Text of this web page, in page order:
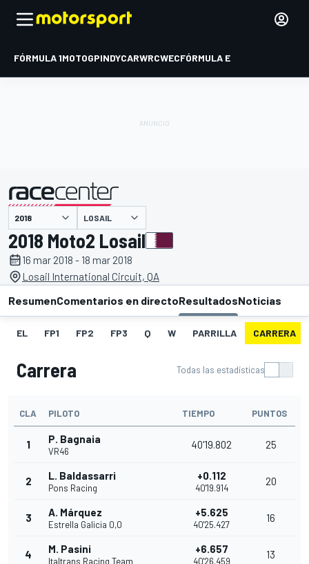
FÓRMULA 1MOTOGPINDYCARWRCWECFÓRMULA E
presentado por LOSAIL
2018 Moto2 Losail
16 mar 2018 - 18 mar 2018
Losail International Circuit, QA
ResumenComentarios en directoResultadosNoticias
EL FP1 FP2 FP3 Q W PARRILLA CARRERA
Carrera Todas las estadísticas
CLA PILOTO TIEMPO PUNTOS
1 P. Bagnaia
VR46
40'19.802 25
2 L. Baldassarri
Pons Racing
+0.112
40'19.914
20
3 A. Márquez
Estrella Galicia 0,0
+5.625
40'25.427
16
4 M. Pasini
Italtrans Racing Team
+6.657
40'26.459
13